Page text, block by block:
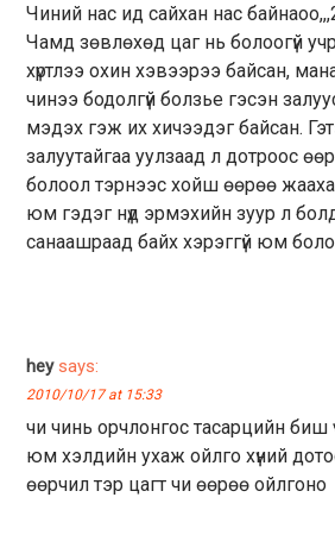
Чиний нас ид сайхан нас
Чамд зөвлөхөд цаг нь болоогүй
хүртлээ охин хэвээрээ байсан,
чинээ бодолгүй болзье гэсэн
мэдэх гэж их хичээдэг байсан.
залуутайгаа уулзаад л дотроос
болоол тэрнээс хойш өөрөө
юм гэдэг нүд эрмэхийн зуур л
санаашраад байх хэрэггүй юм
hey says:
2010/10/17 at 15:33
чи чинь орчлонгос тасарцийн биш
юм хэлдийн ухаж ойлго хүний
өөрчил тэр цагт чи өөрөө ойлгоно